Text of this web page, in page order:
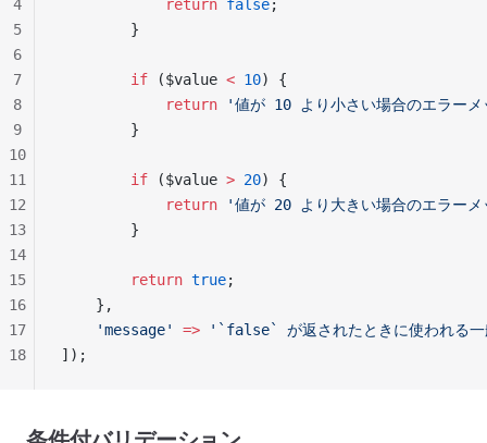
            return
false;
        }
        if
($value < 10) {
            return
'値が 10 より小さい場合のエラー
        }
        if
($value > 20) {
            return
'値が 20 より大きい場合のエラー
        }
        return
true;
    },
    'message'
=> '`false` が返されたときに使われる一
]);
4
5
6
7
8
9
10
11
12
13
14
15
16
17
18